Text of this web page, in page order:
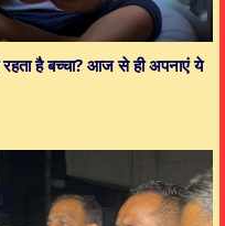
है बच्चा? आज से ही अपनाएं ये